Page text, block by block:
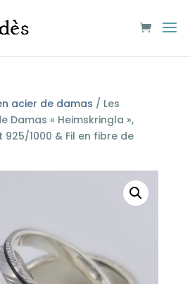
acier de damas / Les
Damas « Heimskringla »,
1000 & Fil en fibre de